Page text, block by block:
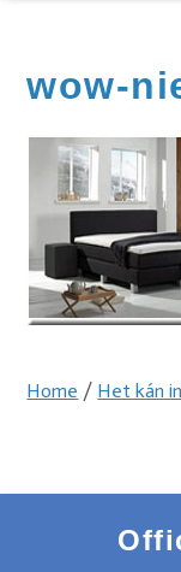
wow-
Home / Het kán